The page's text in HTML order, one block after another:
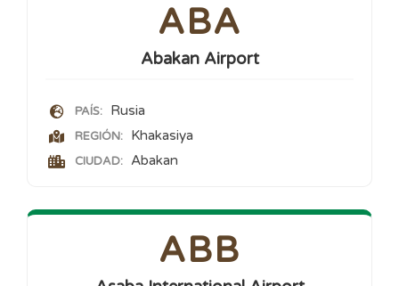
ABA
Abakan Airport
PAÍS: Rusia
REGIÓN: Khakasiya
CIUDAD: Abakan
ABB